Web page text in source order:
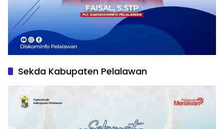
Sekda Kabupaten Pelalawan